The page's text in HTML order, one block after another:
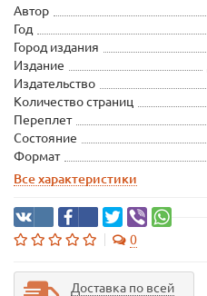
Автор
Год
Город издания
Издание
Издательство
Количество страниц
Переплет
Состояние
Формат
Все характеристики
0
Доставка по всей